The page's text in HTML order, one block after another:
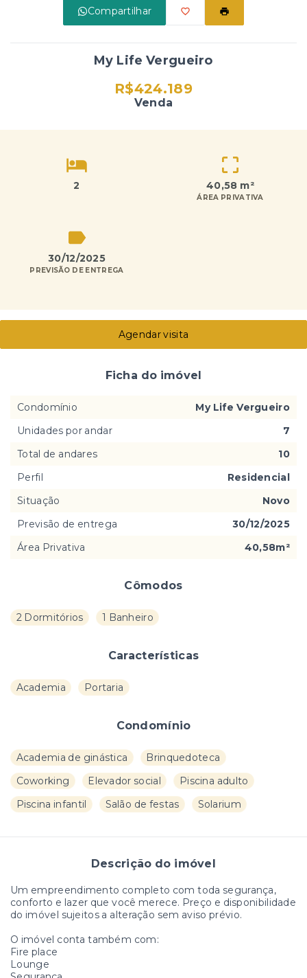
Compartilhar
My Life Vergueiro
R$424.189
Venda
2 40,58 m²
ÁREA PRIVATIVA
30/12/2025
PREVISÃO DE ENTREGA
Cômodos
2 Dormitórios 1 Banheiro
Características
Academia Portaria
Condomínio
Academia de ginástica
Brinquedoteca
Coworking
Elevador social
Piscina adulto
Piscina infantil
Salão de festas Solarium
Descrição do imóvel
Um empreendimento completo com toda segurança,
conforto e lazer que você merece. Preço e disponibilidade
do imóvel sujeitos a alteração sem aviso prévio.
O imóvel conta também com:
Fire place
Lounge
Agendar visita
Ficha do imóvel
Condomínio
My Life Vergueiro
Unidades por andar
7
Total de andares
10
Perfil
Residencial
Situação
Novo
Previsão de entrega
30/12/2025
Área Privativa
40,58m²